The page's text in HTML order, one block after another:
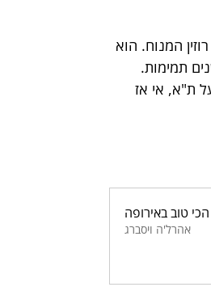
המנוח. הוא
מיומם הראשון כקבוצה במסגרת תחרותית ב-1954, ונשאר במשך 15 שנים תמימות.
ת"א, אי אז
טוב באירופה
אהרל'ה ויסברג